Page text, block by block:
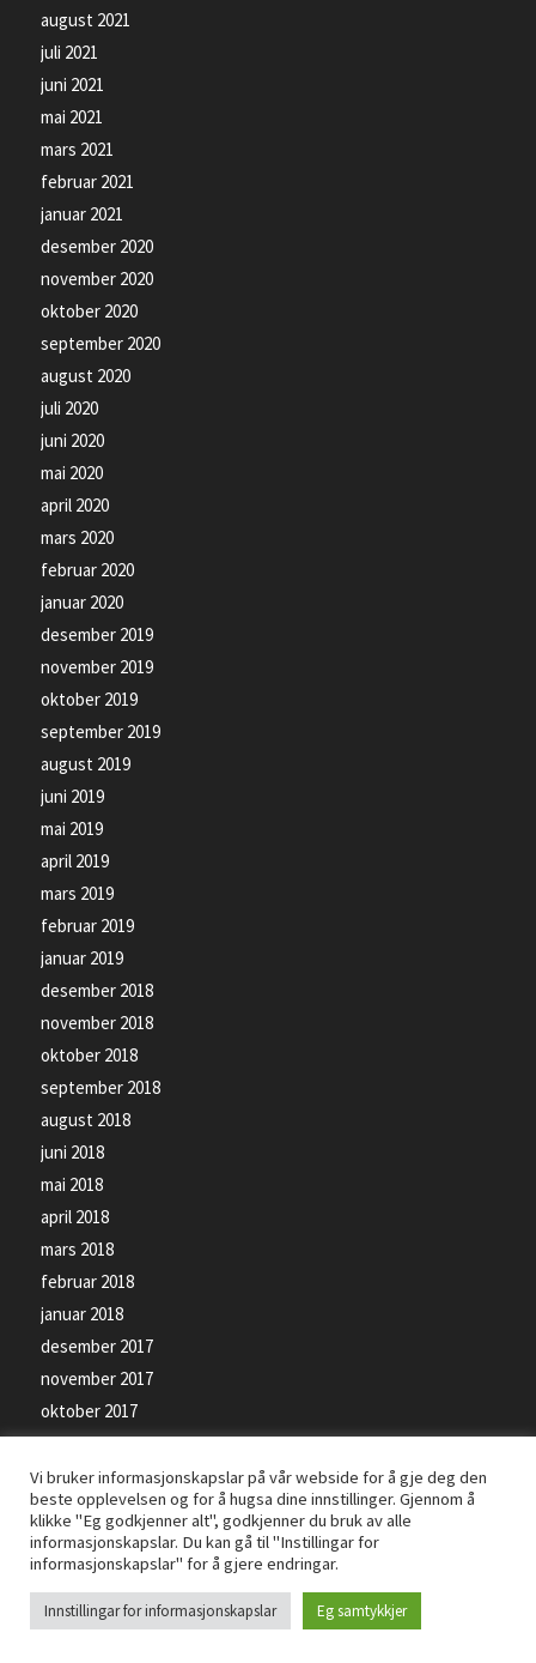
august 2021
juli 2021
juni 2021
mai 2021
mars 2021
februar 2021
januar 2021
desember 2020
november 2020
oktober 2020
september 2020
august 2020
juli 2020
juni 2020
mai 2020
april 2020
mars 2020
februar 2020
januar 2020
desember 2019
november 2019
oktober 2019
september 2019
august 2019
juni 2019
mai 2019
april 2019
mars 2019
februar 2019
januar 2019
desember 2018
november 2018
oktober 2018
september 2018
august 2018
juni 2018
mai 2018
april 2018
mars 2018
februar 2018
januar 2018
desember 2017
november 2017
oktober 2017
september 2017
beskyttet av opphavsrettsloven -Personvernerklæring -Informasjonskapslar
Vi bruker informasjonskapslar på vår webside for å gje deg den
beste opplevelsen og for å hugsa dine innstillinger. Gjennom å
klikke "Eg godkjenner alt", godkjenner du bruk av alle
informasjonskapslar. Du kan gå til "Instillingar for
informasjonskapslar" for å gjere endringar.
Innstillingar for informasjonskapslar Eg samtykkjer